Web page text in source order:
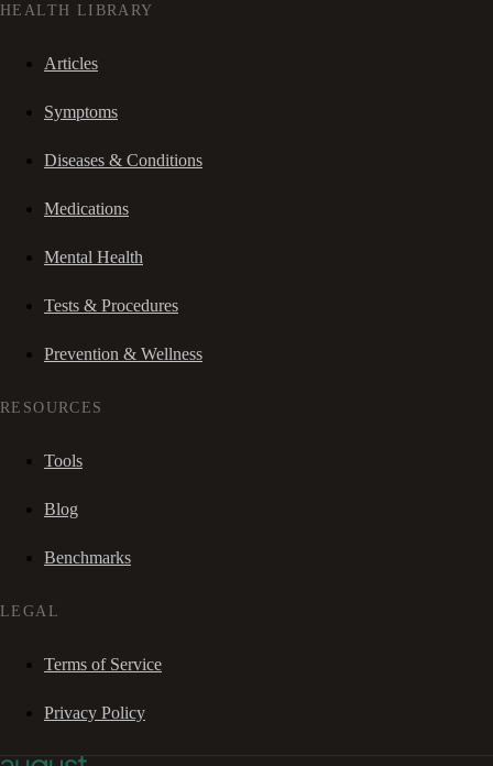
HEALTH LIBRARY
Articles
Symptoms
Diseases & Conditions
Medications
Mental Health
Tests & Procedures
Prevention & Wellness
RESOURCES
Tools
Blog
Benchmarks
LEGAL
Terms of Service
Privacy Policy